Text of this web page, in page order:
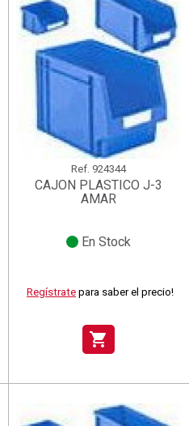
Ref. 924344
CAJON PLASTICO J-3
AMAR
En Stock
Regístrate para saber el precio!
shopping_cart